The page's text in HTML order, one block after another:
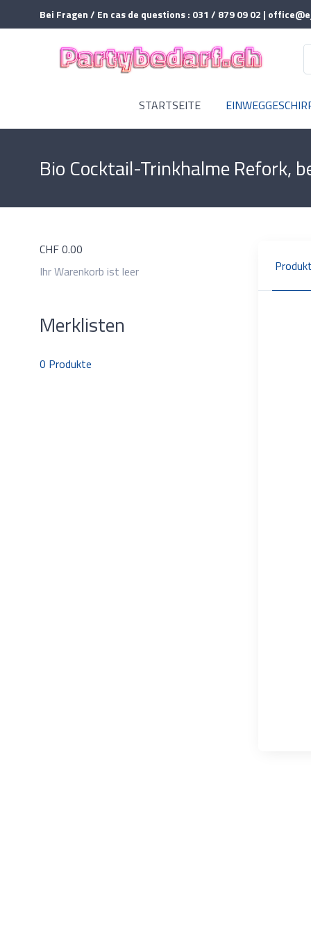
Bei Fragen / En cas de questions : 031 / 879 09 02 |
STARTSEITE
Bio Cocktail-Trinkhalme Refork,
CHF0.00
Ihr Warenkorb ist leer
Merklisten
0 Produkte